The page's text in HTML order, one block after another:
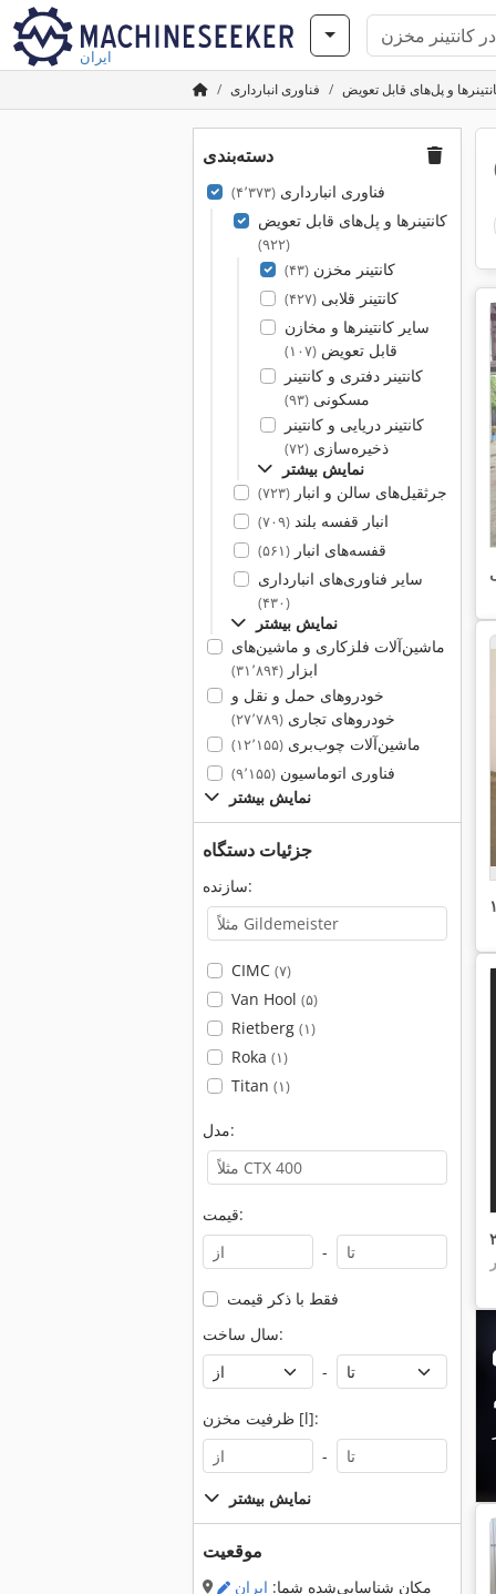
ایران
فناوری انبارداری و پل‌های قابل تعویض
دسته‌بندی
فناوری انبارداری(۴٬۳۷۳)
کانتینرها و پل‌های قابل تعویض
(۹۲۲)
کانتینر مخزن(۴۳)
کانتینر قلابی(۴۲۷)
سایر کانتینرها و مخازن
قابل تعویض(۱۰۷)
کانتینر دفتری و کانتینر
مسکونی(۹۳)
کانتینر دریایی و کانتینر
ذخیره‌سازی(۷۲)
نمایش بیشتر
جرثقیل‌های سالن و انبار(۷۲۳)
انبار قفسه بلند(۷۰۹)
قفسه‌های انبار(۵۶۱)
سایر فناوری‌های انبارداری
(۴۳۰)
نمایش بیشتر
ماشین‌آلات فلزکاری و ماشین‌های
ابزار(۳۱٬۸۹۴)
خودروهای حمل و نقل و
خودروهای تجاری(۲۷٬۷۸۹)
ماشین‌آلات چوب‌بری(۱۲٬۱۵۵)
فناوری اتوماسیون(۹٬۱۵۵)
نمایش بیشتر
جزئیات دستگاه
سازنده:
CIMC (۷)
Van Hool (۵)
Rietberg (۱)
Roka (۱)
Titan (۱)
مدل:
قیمت:
-
فقط با ذکر قیمت
سال ساخت:
-
ظرفیت مخزن [l]:
-
نمایش بیشتر
موقعیت
مکان شناسایی‌شده شما: ایران